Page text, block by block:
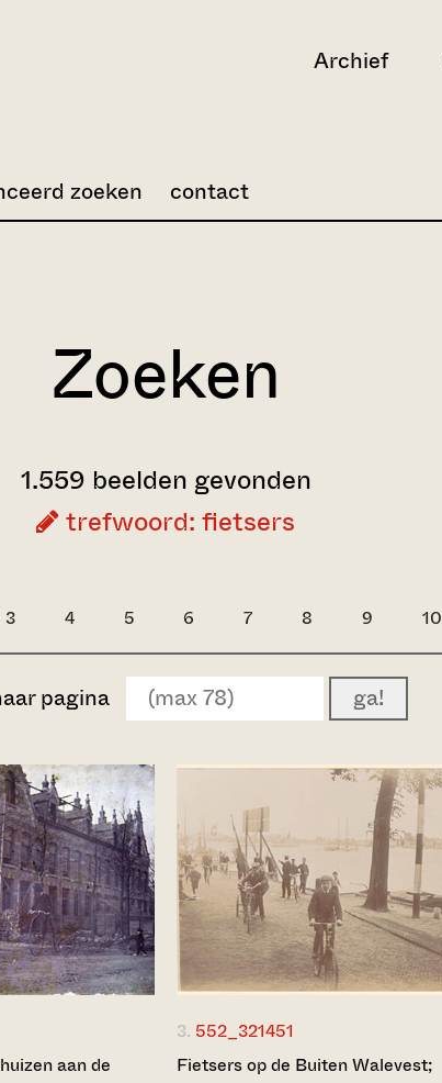
Archief
zoeken contact
Zoeken
1.559 beelden gevonden
trefwoord: fietsers
3 4 5 6 7 8 9 10
pagina ga!
aan de
3. 552_321451
Fietsers op de Buiten Walevest;